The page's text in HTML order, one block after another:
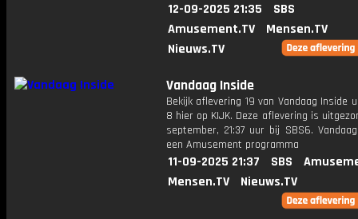
12-09-2025 21:35
SBS
Amusement.TV
Mensen.TV
Nieuws.TV
Vandaag Inside
Bekijk aflevering 19 van Vandaag Inside
8 hier op KIJK. Deze aflevering is
september, 21:37 uur bij SBS6.
een Amusement programma
11-09-2025 21:37 SBS
Mensen.TV
Nieuws.TV